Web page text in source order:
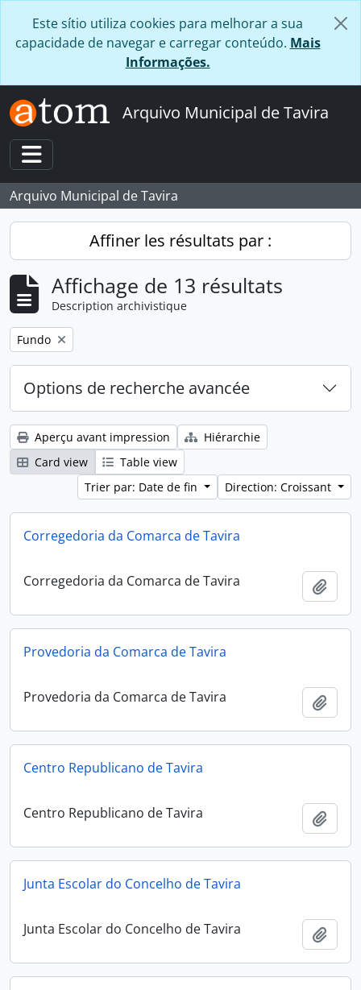
Este sítio utiliza cookies para melhorar a sua
capacidade de navegar e carregar conteúdo. Mais
Informações.
Arquivo Municipal de Tavira
Toggle navigation
Arquivo Municipal de Tavira
Affiner les résultats par :
Affichage de 13 résultats
Description archivistique
Remove filter:
Fundo
Options de recherche avancée
Aperçu avant impression
Hiérarchie
Card view
Table view
Trier par: Date de fin
Direction: Croissant
Corregedoria da Comarca de Tavira
Corregedoria da Comarca de Tavira
Provedoria da Comarca de Tavira
Provedoria da Comarca de Tavira
Centro Republicano de Tavira
Centro Republicano de Tavira
Junta Escolar do Concelho de Tavira
Junta Escolar do Concelho de Tavira